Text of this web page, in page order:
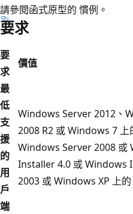
請參閱函式原型的 慣例。
要求
要
求
價值
最
低
支
援
的
用
戶
端
Windows Server 2012、
2008 R2 或 Windows 7
Windows Server 2008 或
Installer 4.0 或 Windows
2003 或 Windows XP 上